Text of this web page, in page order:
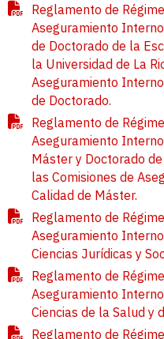
Reglamento de
Aseguramiento
de Doctorado de la
la Universidad de La
Aseguramiento
de Doctorado.
Reglamento de
Aseguramiento
Máster y Doctorado
las Comisiones de
Calidad de Máster.
Reglamento de
Aseguramiento
Ciencias Jurídicas y
Reglamento de
Aseguramiento
Ciencias de la Salud y
Reglamento de